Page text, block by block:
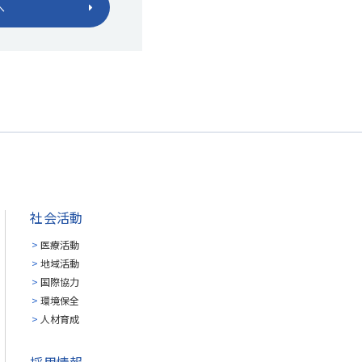
社会活動
医療活動
地域活動
国際協力
環境保全
人材育成